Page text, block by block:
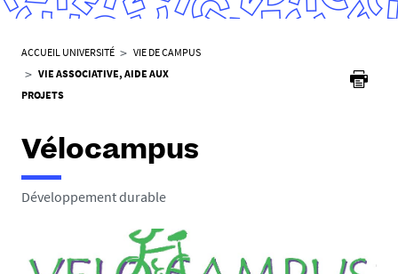
V
o
u
ê
e
s
ACCUEIL UNIVERSITÉ
VIE DE CAMPUS
VIE ASSOCIATIVE, AIDE AUX
PROJETS
Vélocampus
Développement durable